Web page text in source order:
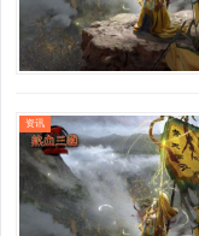
资讯